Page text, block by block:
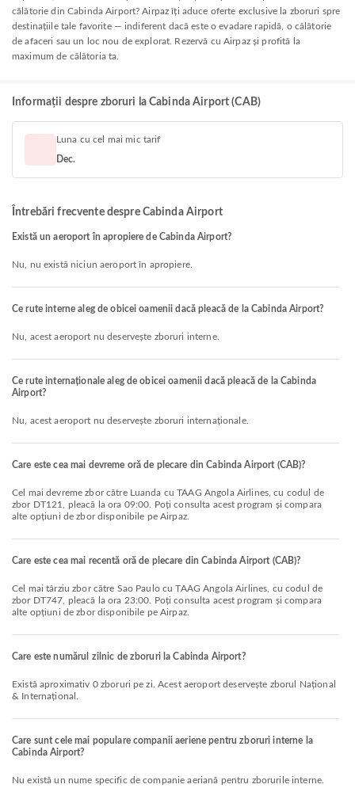
călătorie din Cabinda Airport? Airpaz îți aduce oferte exclusive la zboruri spre
destinațiile tale favorite — indiferent dacă este o evadare rapidă, o călătorie
de afaceri sau un loc nou de explorat. Rezervă cu Airpaz și profită la
maximum de călătoria ta.
Informații despre zboruri la Cabinda Airport (CAB)
Luna cu cel mai mic tarif
Dec.
Întrebări frecvente despre Cabinda Airport
Există un aeroport în apropiere de Cabinda Airport?
Nu, nu există niciun aeroport în apropiere.
Ce rute interne aleg de obicei oamenii dacă pleacă de la Cabinda Airport?
Nu, acest aeroport nu deservește zboruri interne.
Ce rute internaționale aleg de obicei oamenii dacă pleacă de la Cabinda
Airport?
Nu, acest aeroport nu deservește zboruri internaționale.
Care este cea mai devreme oră de plecare din Cabinda Airport (CAB)?
Cel mai devreme zbor către Luanda cu TAAG Angola Airlines, cu codul de
zbor DT121, pleacă la ora 09:00. Poți consulta acest program și compara
alte opțiuni de zbor disponibile pe Airpaz.
Care este cea mai recentă oră de plecare din Cabinda Airport (CAB)?
Cel mai târziu zbor către Sao Paulo cu TAAG Angola Airlines, cu codul de
zbor DT747, pleacă la ora 23:00. Poți consulta acest program și compara
alte opțiuni de zbor disponibile pe Airpaz.
Care este numărul zilnic de zboruri la Cabinda Airport?
Există aproximativ 0 zboruri pe zi. Acest aeroport deservește zborul Național
& Internațional.
Care sunt cele mai populare companii aeriene pentru zboruri interne la
Cabinda Airport?
Nu există un nume specific de companie aeriană pentru zborurile interne.